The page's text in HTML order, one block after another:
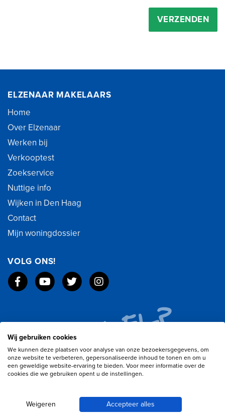
VERZENDEN
ELZENAAR MAKELAARS
Home
Over Elzenaar
Werken bij
Verkooptest
Zoekservice
Nuttige info
Wijken in Den Haag
Contact
Mijn woningdossier
VOLG ONS!
Wij gebruiken cookies
We kunnen deze plaatsen voor analyse van onze bezoekersgegevens, om
onze website te verbeteren, gepersonaliseerde inhoud te tonen en om u
een geweldige website-ervaring te bieden. Voor meer informatie over de
cookies die we gebruiken opent u de instellingen.
Weigeren Accepteer alles